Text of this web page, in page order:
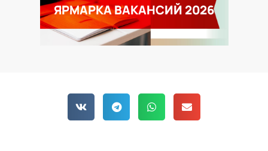
ЯРМАРКА ВАКАНСИЙ 2026